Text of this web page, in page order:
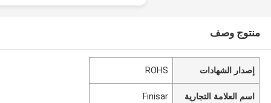
منتوج وصف
إصدار الشهادات ROHS
اسم العلامة التجارية Finisar